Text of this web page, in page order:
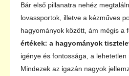
Bár első pillanatra nehéz
lovassportok, illetve a kézműves
hagyományok között, ám mégis a
értékek: a hagyományok
igénye és fontossága, a lehetetlen
Mindezek az igazán nagyok